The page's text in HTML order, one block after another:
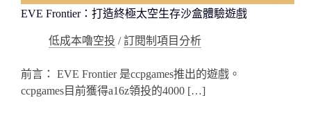
EVE Frontier：打造終極太空生存沙盒體驗遊戲
低成本嚕空投 /訂閱制項目分析
前言： EVE Frontier 是ccpgames推出的遊戲。
ccpgames目前獲得a16z領投的4000 […]